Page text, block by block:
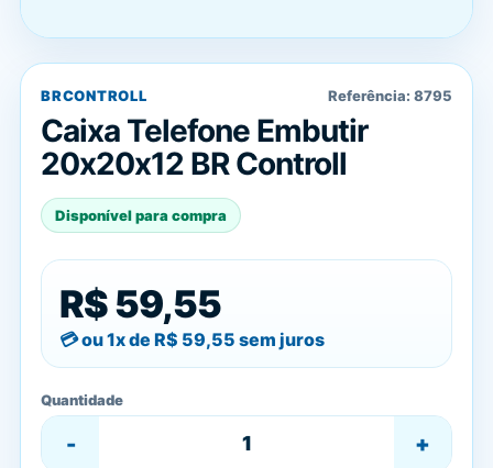
BRCONTROLL Referência: 8795
Caixa Telefone Embutir
20x20x12 BR Controll
Disponível para compra
R$ 59,55
ou 1x de R$ 59,55 sem juros
Quantidade
- +